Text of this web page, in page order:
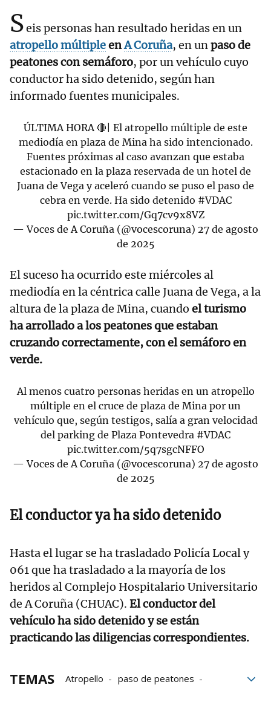
Seis personas han resultado heridas en un
atropello múltipleenA Coruña, en unpaso de
peatones con semáforo, por un vehículo cuyo
conductor ha sido detenido, según han
informado fuentes municipales.
ÚLTIMA HORA 🔴| El atropello múltiple de este
mediodía en plaza de Mina ha sido intencionado.
Fuentes próximas al caso avanzan que estaba
estacionado en la plaza reservada de un hotel de
Juana de Vega y aceleró cuando se puso el paso de
cebra en verde. Ha sido detenido #VDAC
pic.twitter.com/Gq7cv9x8VZ
— Voces de A Coruña (@vocescoruna) 27 de agosto
de 2025
El suceso ha ocurrido este miércoles al
mediodía en la céntrica calle Juana de Vega, a la
altura de la plaza de Mina, cuando el turismo
ha arrollado a los peatones que estaban
cruzando correctamente, con el semáforo en
verde.
Al menos cuatro personas heridas en un atropello
múltiple en el cruce de plaza de Mina por un
vehículo que, según testigos, salía a gran velocidad
del parking de Plaza Pontevedra #VDAC
pic.twitter.com/5q7sgcNFFO
— Voces de A Coruña (@vocescoruna) 27 de agosto
de 2025
El conductor ya ha sido detenido
Hasta el lugar se ha trasladado Policía Local y
061 que ha trasladado a la mayoría de los
heridos al Complejo Hospitalario Universitario
de A Coruña (CHUAC). El conductor del
vehículo ha sido detenido y se están
practicando las diligencias correspondientes.
TEMAS Atropello
paso de peatones